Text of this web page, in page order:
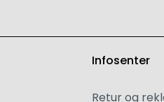
Infosenter
Retur og